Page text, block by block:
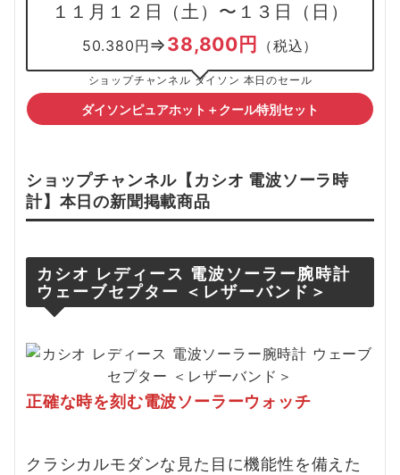
１１月１２日（土）〜１３日（日）
50.380円 ⇒38,800円 （税込）
ショップチャンネル ダイソン 本日のセール
ダイソンピュアホット＋クール特別セット
ショップチャンネル【カシオ 電波ソーラ時
計】本日の新聞掲載商品
カシオ レディース 電波ソーラー腕時計
ウェーブセプター ＜レザーバンド＞
正確な時を刻む電波ソーラーウォッチ
クラシカルモダンな見た目に機能性を備えた